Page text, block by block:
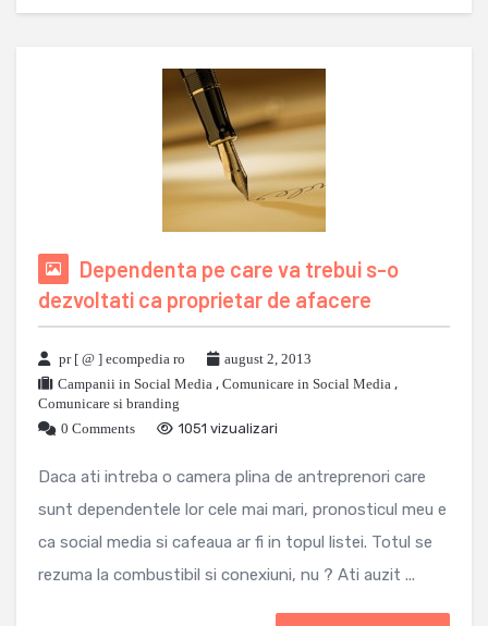
Dependenta pe care va trebui s-o
dezvoltati ca proprietar de afacere
pr [ @ ] ecompedia ro
august 2, 2013
Campanii in Social Media , Comunicare in Social Media ,
Comunicare si branding
0 Comments
1051 vizualizari
Daca ati intreba o camera plina de antreprenori care
sunt dependentele lor cele mai mari, pronosticul meu e
ca social media si cafeaua ar fi in topul listei. Totul se
rezuma la combustibil si conexiuni, nu ? Ati auzit ...